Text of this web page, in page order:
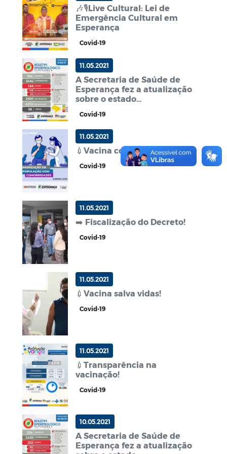
🎶🎙️Live Cultural: Lei de
Emergência Cultural em
Esperança
Covid-19
11.05.2021
A Secretaria de Saúde de
Esperança fez a atualização
sobre o estado
no Município.📈
Covid-19
11.05.2021
💉Vacina contra a Covid!
Covid-19
11.05.2021
➡️ Fiscalização do Decreto!
Covid-19
11.05.2021
💉Vacina salva vidas!
Covid-19
11.05.2021
💉Transparência na
vacinação!
Covid-19
10.05.2021
A Secretaria de Saúde de
Esperança fez a atualização